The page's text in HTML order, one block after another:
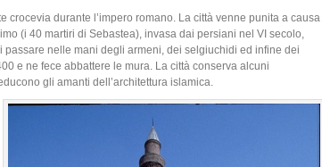
crocevia durante l’impero romano. La città venne punita a causa
(i 40 martiri di Sebastea), invasa dai persiani nel VI secolo,
nelle mani degli armeni, dei selgiuchidi ed infine dei
e ne fece abbattere le mura. La città conserva alcuni
gli amanti dell’architettura islamica.